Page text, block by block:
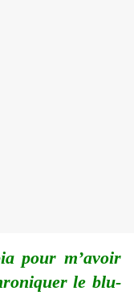
pour m’avoir
le blu-